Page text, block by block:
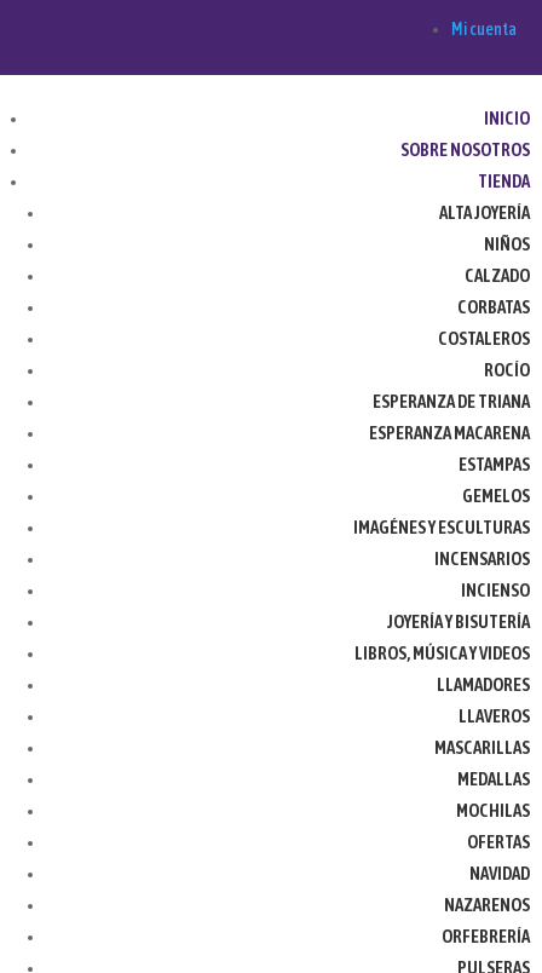
Mi cuenta
INICIO
SOBRE NOSOTROS
TIENDA
ALTA JOYERÍA
NIÑOS
CALZADO
CORBATAS
COSTALEROS
ROCÍO
ESPERANZA DE TRIANA
ESPERANZA MACARENA
ESTAMPAS
GEMELOS
IMAGÉNES Y ESCULTURAS
INCENSARIOS
INCIENSO
JOYERÍA Y BISUTERÍA
LIBROS, MÚSICA Y VIDEOS
LLAMADORES
LLAVEROS
MASCARILLAS
MEDALLAS
MOCHILAS
OFERTAS
NAVIDAD
NAZARENOS
ORFEBRERÍA
PULSERAS